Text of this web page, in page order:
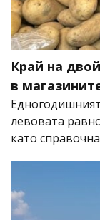
Край на
в
левовата
като